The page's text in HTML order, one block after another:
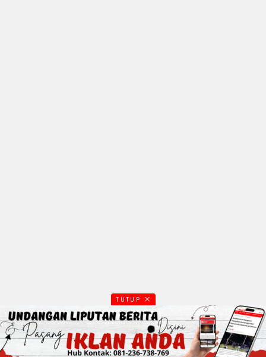
TUTUP